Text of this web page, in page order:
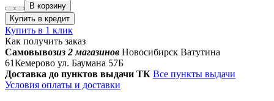
В корзину
Купить в кредит
Купить в 1 клик
Как получить заказ
Самовывозиз 2 магазинов Новосибирск Ватутина
61Кемерово ул. Баумана 57Б
Доставка до пунктов выдачи ТК Все пункты выдачи
Условия оплаты и доставки